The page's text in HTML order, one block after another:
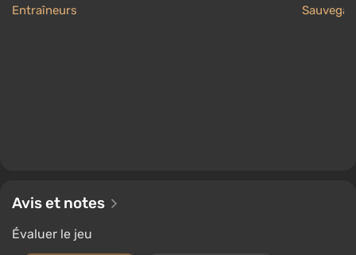
Entraîneurs
Avis et notes
Évaluer le jeu